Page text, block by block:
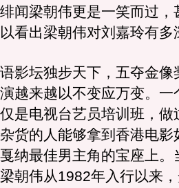
闻梁朝伟更是一笑而过，
看出梁朝伟对刘嘉玲有多
坛独步天下，五夺金像
越来越以不变应万变。一
是电视台艺员培训班，做
货的人能够拿到香港电影
纳最佳男主角的宝座上。
朝伟从1982年入行以来